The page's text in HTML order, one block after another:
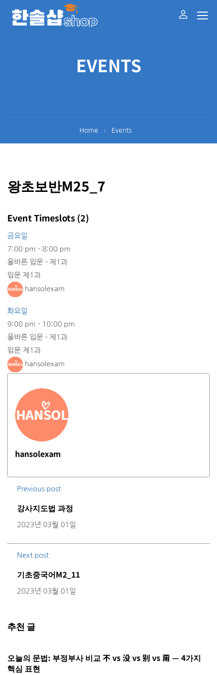
EVENTS
Home Events
왕초보반M25_7
Event Timeslots (2)
금요일
7:00 pm - 8:00 pm
올바른 입문 - 제1과
입문 제1과
hansolexam
화요일
9:00 pm - 10:00 pm
올바른 입문 - 제1과
입문 제1과
hansolexam
hansolexam
Previous post
강사지도법 과정
2023년 03월 01일
Next post
기초중국어M2_11
2023년 03월 01일
추천 글
오늘의 문법: 부정부사 비교 不 vs 没 vs 别 vs 甭 — 4가지
핵심 표현